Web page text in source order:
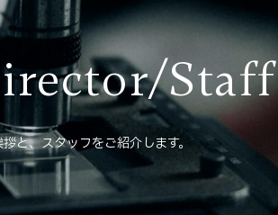
Staff
と、スタッフをご紹介します。